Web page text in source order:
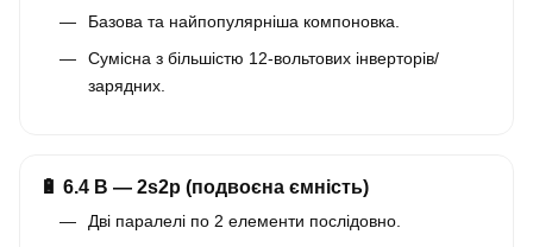
Базова та найпопулярніша компоновка.
Сумісна з більшістю 12-вольтових інверторів/
зарядних.
🔋 6.4 В — 2s2p (подвоєна ємність)
Дві паралелі по 2 елементи послідовно.